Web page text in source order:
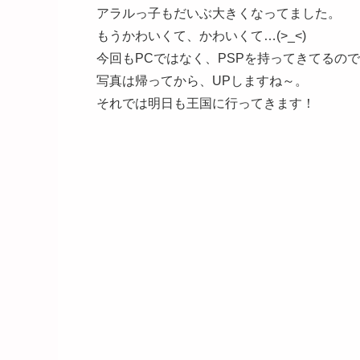
アラルっ子もだいぶ大きくなってました。
もうかわいくて、かわいくて…(>_<)
今回もPCではなく、PSPを持ってきてるの
写真は帰ってから、UPしますね～。
それでは明日も王国に行ってきます！